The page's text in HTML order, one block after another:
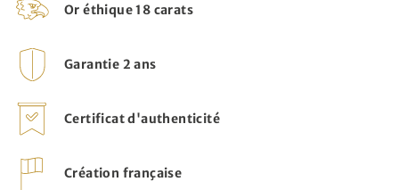
Or éthique 18 carats
Garantie 2 ans
Certificat d'authenticité
Création française